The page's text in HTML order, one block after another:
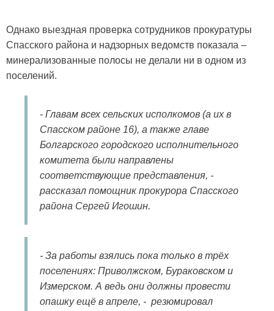
Однако выездная проверка сотрудников прокуратуры
Спасского района и надзорных ведомств показала –
минерализованные полосы не делали ни в одном из
поселений.
- Главам всех сельских исполкомов (а их в
Спасском районе 16), а также главе
Болгарского городского исполнительного
комитета были направлены
соответствующие представления, -
рассказал помощник прокурора Спасского
района Сергей Игошин.
- За работы взялись пока только в трёх
поселениях: Приволжском, Бураковском и
Измерском. А ведь они должны провести
опашку ещё в апреле, - резюмировал